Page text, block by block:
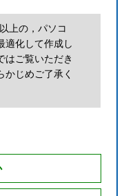
上の，パソコ
適化して作成し
はご覧いただき
かじめご了承く